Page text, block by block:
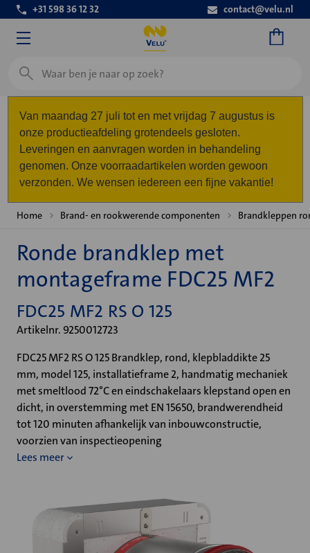
+31 598 36 12 32 contact@velu.nl
Zoeken
Van maandag 27 juli tot en met vrijdag 7 augustus is
onze productieafdeling grotendeels gesloten.
Leveringen en aanvragen worden in behandeling
genomen. Onze voorraadartikelen worden gewoon
verzonden. We wensen iedereen een fijne vakantie!
Home Brand- en rookwerende componenten Brandkleppen
Ronde brandklep met
montageframe FDC25 MF2
FDC25 MF2 RS O 125
Artikelnr. 9250012723
FDC25 MF2 RS O 125 Brandklep, rond, klepbladdikte 25
mm, model 125, installatieframe 2, handmatig mechaniek
met smeltlood 72°C en eindschakelaars klepstand open en
dicht, in overstemming met EN 15650, brandwerendheid
tot 120 minuten afhankelijk van inbouwconstructie,
voorzien van inspectieopening
Lees meer